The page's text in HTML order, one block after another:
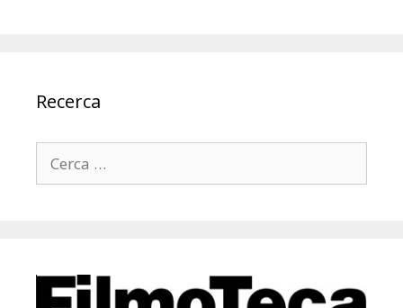
Recerca